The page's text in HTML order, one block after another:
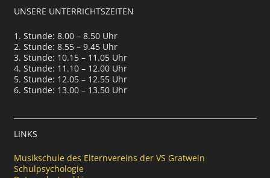
UNSERE UNTERRICHTSZEITEN
1. Stunde: 8.00 – 8.50 Uhr
2. Stunde: 8.55 – 9.45 Uhr
3. Stunde: 10.15 – 11.05 Uhr
4. Stunde: 11.10 – 12.00 Uhr
5. Stunde: 12.05 – 12.55 Uhr
6. Stunde: 13.00 – 13.50 Uhr
LINKS
Musikschule des Elternvereins der VS Gratwein
Schulpsychologie